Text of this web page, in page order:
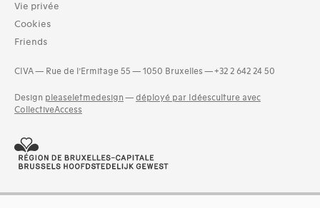
Vie privée
Cookies
Friends
CIVA — Rue de l’Ermitage 55 — 1050 Bruxelles — +32 2 642 24 50
Design pleaseletmedesign — déployé par Idéesculture avec
CollectiveAccess